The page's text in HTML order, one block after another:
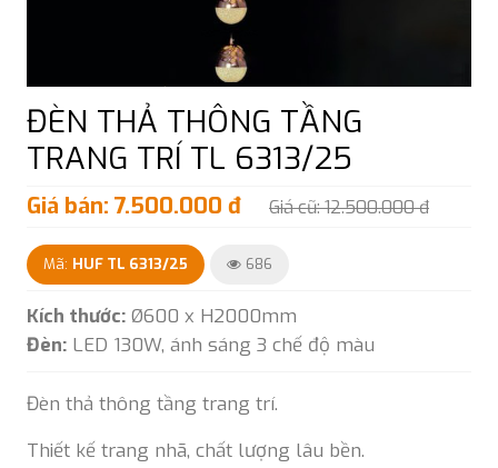
ĐÈN THẢ THÔNG TẦNG
TRANG TRÍ TL 6313/25
Giá bán: 7.500.000 đ Giá cũ: 12.500.000 đ
Mã: HUF TL 6313/25 686
Kích thước: Ø600 x H2000mm
Đèn: LED 130W, ánh sáng 3 chế độ màu
Đèn thả thông tầng trang trí.
Thiết kế trang nhã, chất lượng lâu bền.